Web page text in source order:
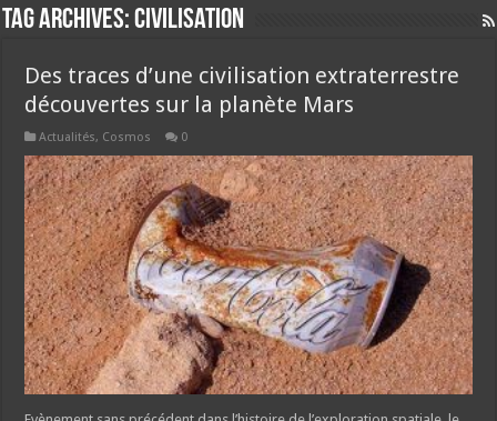
Tag Archives:civilisation
Des traces d’une civilisation extraterrestre
découvertes sur la planète Mars
Actualités, Cosmos 0